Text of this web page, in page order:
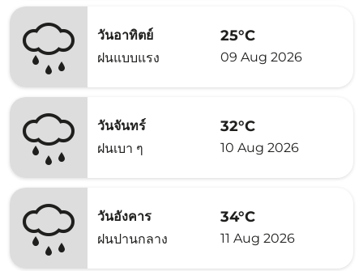
วันอาทิตย์
ฝนแบบแรง
25°C
09 Aug 2026
วันจันทร์
ฝนเบา ๆ
32°C
10 Aug 2026
วันอังคาร
ฝนปานกลาง
34°C
11 Aug 2026